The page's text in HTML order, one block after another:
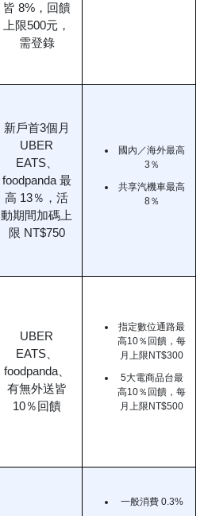
皆 8%，回饋
上限500元，
需登錄
新戶首3個月
UBER
EATS、
foodpanda 最
高 13％，活
動期間加碼上
限 NT$750
國內／海外最高
3％
共享汽機車最高
8％
UBER
EATS、
foodpanda、
有無外送皆
10％回饋
指定數位通路最
高10％回饋，每
月上限NT$300
5大電商品台最
高10％回饋，每
月上限NT$500
一般消費 0.3%